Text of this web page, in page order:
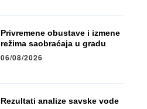
Privremene obustave i izmene
režima saobraćaja u gradu
06/08/2026
Rezultati analize savske vode